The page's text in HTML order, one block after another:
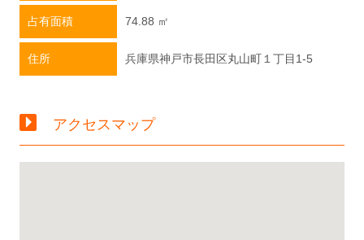
占有面積 74.88 ㎡
住所 兵庫県神戸市長田区丸山町１丁目1-5
アクセスマップ